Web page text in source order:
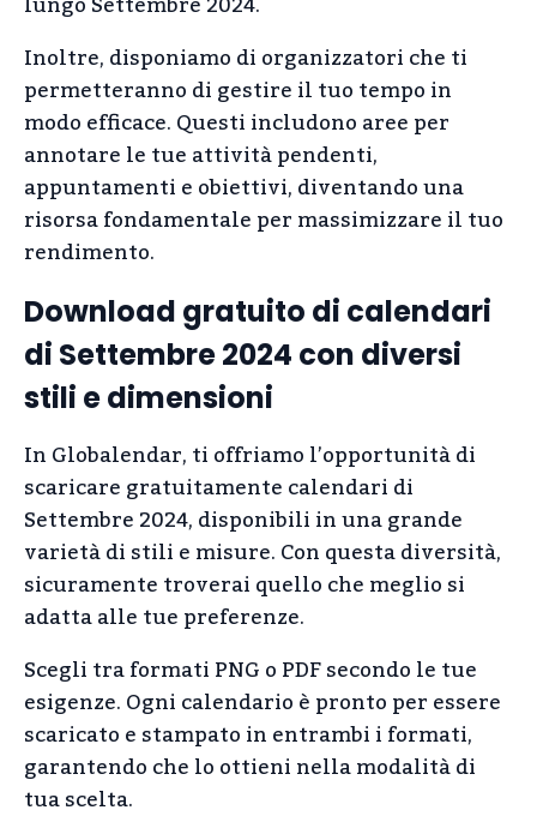
Inoltre, disponiamo di organizzatori che ti
permetteranno di gestire il tuo tempo in
modo efficace. Questi includono aree per
annotare le tue attività pendenti,
appuntamenti e obiettivi, diventando una
risorsa fondamentale per massimizzare il tuo
rendimento.
Download gratuito di calendari
di Settembre 2024 con diversi
stili e dimensioni
In Globalendar, ti offriamo l’opportunità di
scaricare gratuitamente calendari di
Settembre 2024, disponibili in una grande
varietà di stili e misure. Con questa diversità,
sicuramente troverai quello che meglio si
adatta alle tue preferenze.
Scegli tra formati PNG o PDF secondo le tue
esigenze. Ogni calendario è pronto per essere
scaricato e stampato in entrambi i formati,
garantendo che lo ottieni nella modalità di
tua scelta.